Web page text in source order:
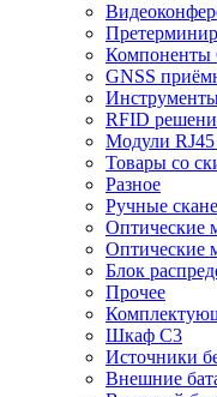
GNSS
RFID
Модули
Товары со
Разное
Ручные
Оптические
Оптические
Блок
Прочее
Шкаф C3
Источники
Внешние